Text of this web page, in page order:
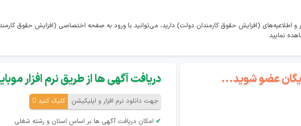
اطلاعیه‌های (افزایش حقوق کارمندان دولت) دارید، می‌توانید با ورود به صفحه اختصاصی (افزایش حقوق
نمایید.
عضو شوید... دریافت آگهی ها از طریق نرم افزار
جهت دانلود نرم افزار و اپلیکیشن کلیک کنید
✔ امکان دریافت آگهی ها بر اساس استان و رشته شغلی